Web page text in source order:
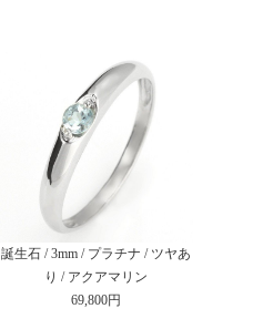
誕生石 / 3mm / プラチナ / ツヤあ
り / アクアマリン
69,800円